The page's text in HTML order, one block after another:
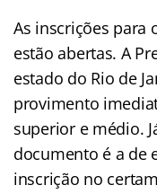
As inscrições para
estão abertas. A
estado do Rio de
provimento
superior e médio.
documento é a de
inscrição no